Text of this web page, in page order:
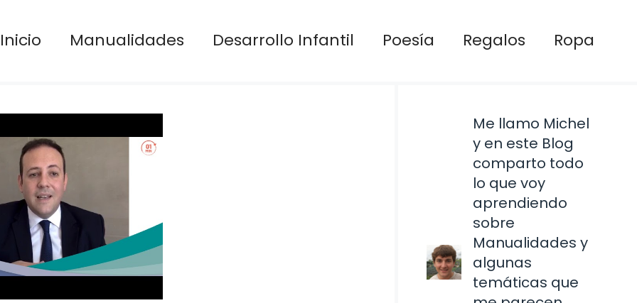
Inicio Manualidades Desarrollo Infantil Poesía Regalos Ropa
Me llamo Michel
y en este Blog
comparto todo
lo que voy
aprendiendo
sobre
Manualidades y
algunas
temáticas que